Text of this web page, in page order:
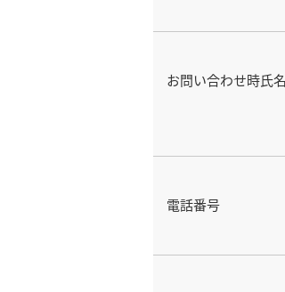
お問い合わせ時氏名
電話番号